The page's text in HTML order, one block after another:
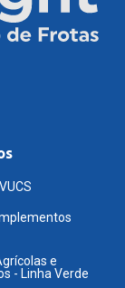
e
- Linha Verde